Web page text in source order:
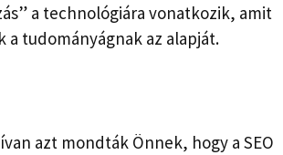
a technológiára vonatkozik, amit
tudományágnak az alapját.
azt mondták Önnek, hogy a SEO